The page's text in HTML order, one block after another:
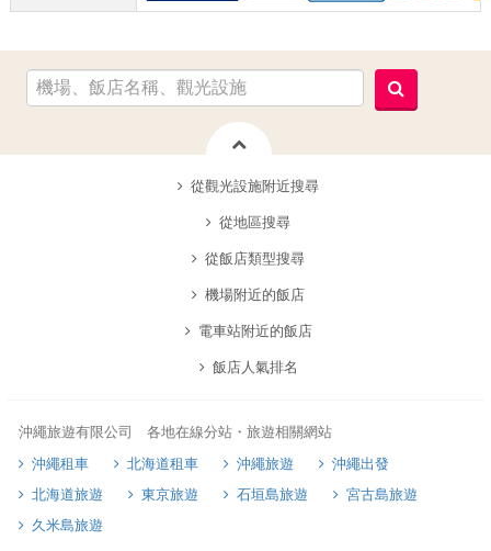
從觀光設施附近搜尋
從地區搜尋
從飯店類型搜尋
機場附近的飯店
電車站附近的飯店
飯店人氣排名
沖繩旅遊有限公司 各地在線分站・旅遊相關網站
沖繩租車
北海道租車 沖繩旅遊
沖繩出發
北海道旅遊
東京旅遊 石垣島旅遊
宮古島旅遊
久米島旅遊